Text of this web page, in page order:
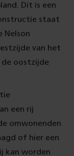
Dit is een
staat
Nelson
van het
de oostzijde
een rij
omwonenden
of hier een
kan worden